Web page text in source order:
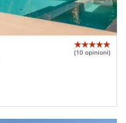
(10 opinioni)